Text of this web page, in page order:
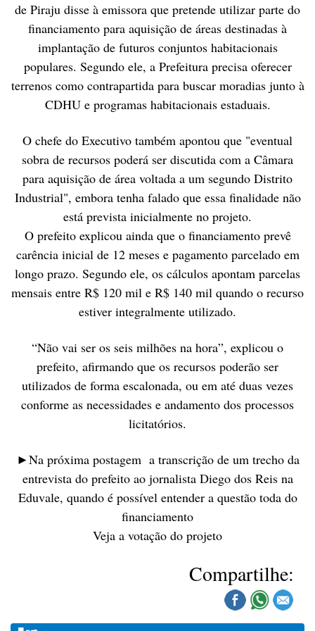
de Piraju disse à emissora que pretende utilizar parte do
financiamento para aquisição de áreas destinadas à
implantação de futuros conjuntos habitacionais
populares. Segundo ele, a Prefeitura precisa oferecer
terrenos como contrapartida para buscar moradias junto à
CDHU e programas habitacionais estaduais.
O chefe do Executivo também apontou que "eventual
sobra de recursos poderá ser discutida com a Câmara
para aquisição de área voltada a um segundo Distrito
Industrial", embora tenha falado que essa finalidade não
está prevista inicialmente no projeto.
O prefeito explicou ainda que o financiamento prevê
carência inicial de 12 meses e pagamento parcelado em
longo prazo. Segundo ele, os cálculos apontam parcelas
mensais entre R$ 120 mil e R$ 140 mil quando o recurso
estiver integralmente utilizado.
“Não vai ser os seis milhões na hora”, explicou o
prefeito, afirmando que os recursos poderão ser
utilizados de forma escalonada, ou em até duas vezes
conforme as necessidades e andamento dos processos
licitatórios.
►Na próxima postagem a transcrição de um trecho da
entrevista do prefeito ao jornalista Diego dos Reis na
Eduvale, quando é possível entender a questão toda do
financiamento
Veja a votação do projeto
Compartilhe: